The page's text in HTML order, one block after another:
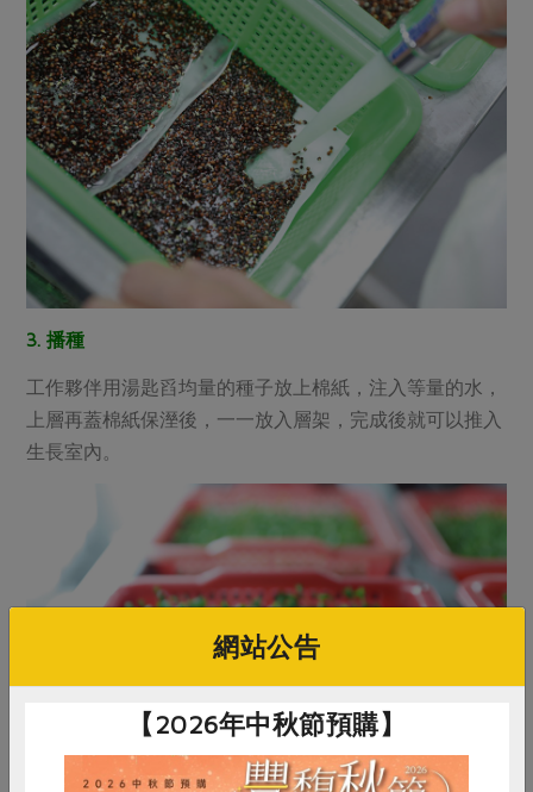
3. 播種
工作夥伴用湯匙舀均量的種子放上棉紙，注入等量的水，
上層再蓋棉紙保溼後，一一放入層架，完成後就可以推入
生長室內。
網站公告
【2026年中秋節預購】